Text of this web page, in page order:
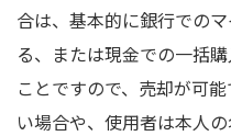
合は、基本的に銀行での
る、または現金での一括
ことですので、売却が可
い場合や、使用者は本人